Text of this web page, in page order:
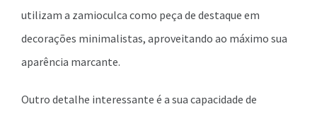
utilizam a zamioculca como peça de destaque em
decorações minimalistas, aproveitando ao máximo sua
aparência marcante.
Outro detalhe interessante é a sua capacidade de